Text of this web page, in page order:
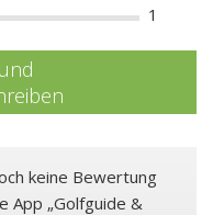
1
keine Bewertung
App „Golfguide &